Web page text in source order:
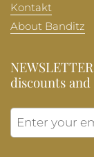
Kontakt
About Banditz
discounts and